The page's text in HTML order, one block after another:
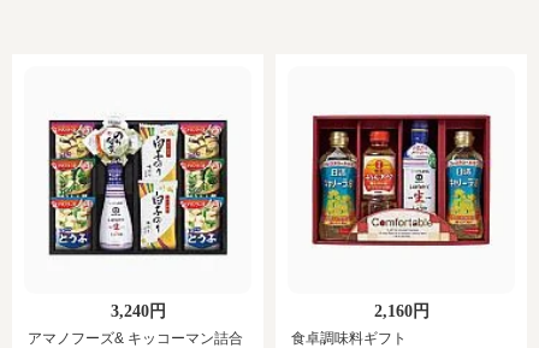
3,240円
アマノフーズ& キッコーマン詰合
2,160円
食卓調味料ギフト